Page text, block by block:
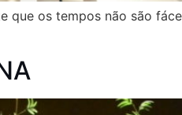
que os tempos não são